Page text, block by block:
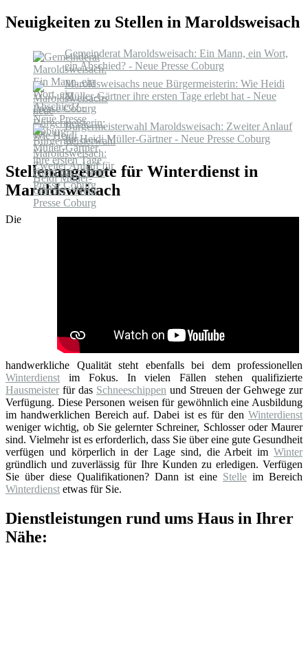
Neuigkeiten zu Stellen in Maroldsweisach
Gemeinderat Maroldsweisach: Ein Mann, ein Wort,
ein Abschied? - Neue Presse Coburg
Maroldsweisachs neue Bürgermeisterin: Wie Heidi
Müller-Gärtner ihre ersten Tage erlebt hat - Neue
Presse Coburg
Bürgermeisterwahl Maroldsweisach: Zweiter Anlauf
für Heidi Müller-Gärtner - Neue Presse Coburg
Stellenangebote für Winterdienst in
Maroldsweisach
Die
handwerkliche Qualität steht ebenfalls bei dem professionellen
Winterdienst im Fokus. In vielen Fällen stehen qualifizierte
Hausmeister für das Schneeschippen und Streuen der Gehwege zur
Verfügung. Diese Personen weisen für gewöhnlich eine Ausbildung
im handwerklichen Bereich auf. Dabei ist es für den Winterdienst
weniger wichtig, ob Sie gelernter Schreiner, Schlosser oder Maurer
sind. Vielmehr ist es erforderlich, dass Sie über eine gute Gesundheit
verfügen und körperlich in der Lage sind, die Arbeit im Winter
gründlich und zuverlässig für Ihre Kunden zu erledigen. Verfügen
Sie über diese Qualifikationen? Dann ist eine Stelle im Bereich
Winterdienst etwas für Sie.
Dienstleistungen rund ums Haus in Ihrer
Nähe: